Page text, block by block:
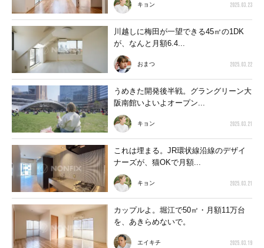
キョン 2025.03.23
川越しに梅田が一望できる45㎡の1DK
が、なんと月額6.4...
おまつ 2025.03.22
うめきた開発後半戦。グラングリーン大
阪南館いよいよオープン...
キョン 2025.03.21
これは埋まる。JR環状線沿線のデザイ
ナーズが、猫OKで月額...
キョン 2025.03.21
カップルよ。堀江で50㎡・月額11万台
を、あきらめないで。
エイキチ 2025.03.19